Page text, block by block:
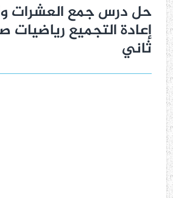
حل درس جمع العشرات
إعادة التجميع
ثاني